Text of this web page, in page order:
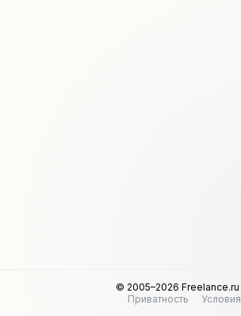
© 2005–2026 Freelance.ru
Приватность
Условия